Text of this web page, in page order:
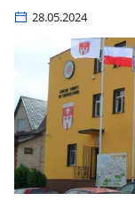
28.05.2024